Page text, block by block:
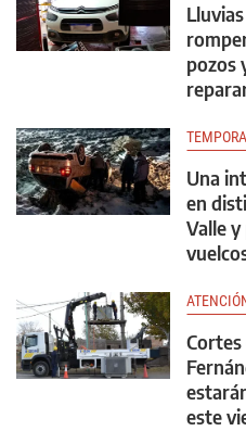
pozos
Una
en
Valle
este